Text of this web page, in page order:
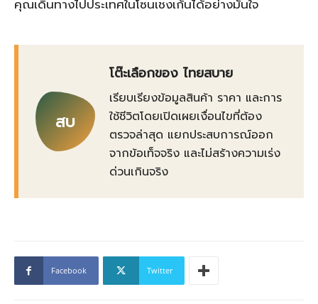
คุณเดินทางไปประเทศในโซนเชงเก้นได้อย่างมั่นใจ
สบ
โต๊ะเลือกของ ไทยสบาย
เรียบเรียงข้อมูลสินค้า ราคา และการ
ใช้ชีวิตโดยเปิดเผยเงื่อนไขที่ต้อง
ตรวจล่าสุด แยกประสบการณ์ออก
จากข้อเท็จจริง และไม่สร้างความเร่ง
ด่วนเกินจริง
Facebook Twitter